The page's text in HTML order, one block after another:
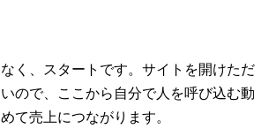
く、スタートです。サイトを開けただ
ので、ここから自分で人を呼び込む動
て売上につながります。